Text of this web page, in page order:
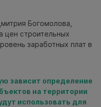
Богомолова,
цен строительных
заработных плат в
зависит определение
на территории
использовать для